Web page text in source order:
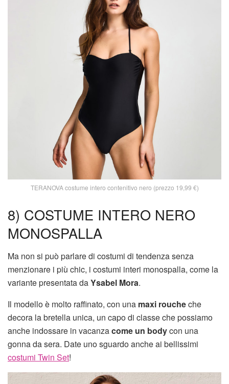
TERANOVA costume intero contenitivo nero (prezzo 19,99 €)
8) COSTUME INTERO NERO
MONOSPALLA
Ma non si può parlare di costumi di tendenza senza
menzionare i più chic, i costumi interi monospalla, come la
variante presentata daYsabel Mora.
Il modello è molto raffinato, con una maxi roucheche
decora la bretella unica, un capo di classe che possiamo
anche indossare in vacanzacome un bodycon una
gonna da sera. Date uno sguardo anche ai bellissimi
costumi Twin Set!